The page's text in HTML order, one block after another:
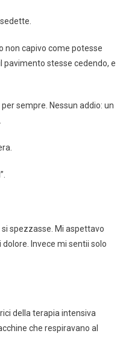
non capivo come potesse
pavimento stesse cedendo, e
sempre. Nessun addio: un
spezzasse. Mi aspettavo
Invece mi sentii solo
della terapia intensiva
che respiravano al